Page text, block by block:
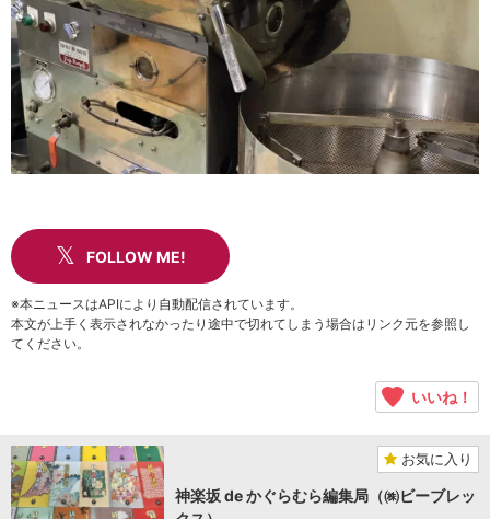
FOLLOW ME!
※本ニュースはAPIにより自動配信されています。
本文が上手く表示されなかったり途中で切れてしまう場合はリンク元を参照し
てください。
いいね！
お気に入り
神楽坂 de かぐらむら編集局（㈱ビーブレッ